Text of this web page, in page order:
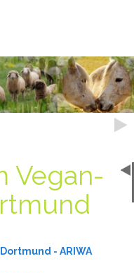
Vegan-
- ARIWA